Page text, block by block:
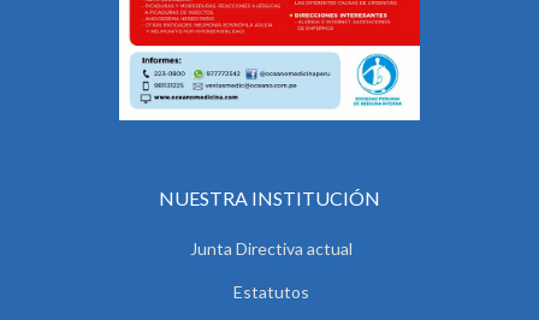
NUESTRA INSTITUCIÓN
Junta Directiva actual
Estatutos